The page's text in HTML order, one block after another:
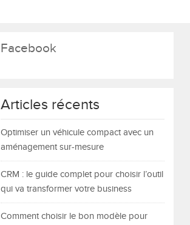
Facebook
Articles récents
Optimiser un véhicule compact avec un
aménagement sur-mesure
CRM : le guide complet pour choisir l’outil
qui va transformer votre business
Comment choisir le bon modèle pour